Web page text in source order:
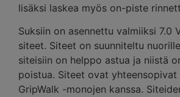
lisäksi laskea myös on-piste
Suksiin on asennettu valmiiksi 7.0
siteet. Siteet on suunniteltu
siteisiin on helppo astua ja niistä
poistua. Siteet ovat yhteensopivat
GripWalk -monojen kanssa.